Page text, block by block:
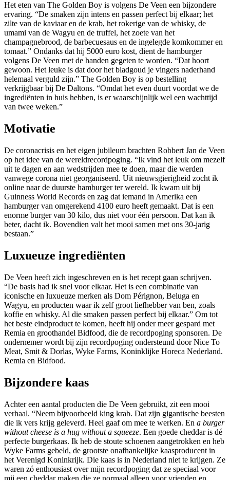
Het eten van The Golden Boy is volgens De Veen een bijzondere
ervaring. “De smaken zijn intens en passen perfect bij elkaar; het
zilte van de kaviaar en de krab, het rokerige van de whisky, de
umami van de Wagyu en de truffel, het zoete van het
champagnebrood, de barbecuesaus en de ingelegde komkommer en
tomaat.” Ondanks dat hij 5000 euro kost, dient de hamburger
volgens De Veen met de handen gegeten te worden. “Dat hoort
gewoon. Het leuke is dat door het bladgoud je vingers naderhand
helemaal verguld zijn.” The Golden Boy is op bestelling
verkrijgbaar bij De Daltons. “Omdat het even duurt voordat we de
ingrediënten in huis hebben, is er waarschijnlijk wel een wachttijd
van twee weken.”
Motivatie
De coronacrisis en het eigen jubileum brachten Robbert Jan de Veen
op het idee van de wereldrecordpoging. “Ik vind het leuk om mezelf
uit te dagen en aan wedstrijden mee te doen, maar die werden
vanwege corona niet georganiseerd. Uit nieuwsgierigheid zocht ik
online naar de duurste hamburger ter wereld. Ik kwam uit bij
Guinness World Records en zag dat iemand in Amerika een
hamburger van omgerekend 4100 euro heeft gemaakt. Dat is een
enorme burger van 30 kilo, dus niet voor één persoon. Dat kan ik
beter, dacht ik. Bovendien valt het mooi samen met ons 30-jarig
bestaan.”
Luxueuze ingrediënten
De Veen heeft zich ingeschreven en is het recept gaan schrijven.
“De basis had ik snel voor elkaar. Het is een combinatie van
iconische en luxueuze merken als Dom Pérignon, Beluga en
Wagyu, en producten waar ik zelf groot liefhebber van ben, zoals
koffie en whisky. Al die smaken passen perfect bij elkaar.” Om tot
het beste eindproduct te komen, heeft hij onder meer gespard met
Remia en groothandel Bidfood, die de recordpoging sponsoren. De
ondernemer wordt bij zijn recordpoging ondersteund door Nice To
Meat, Smit & Dorlas, Wyke Farms, Koninklijke Horeca Nederland.
Remia en Bidfood.
Bijzondere kaas
Achter een aantal producten die De Veen gebruikt, zit een mooi
verhaal. “Neem bijvoorbeeld king krab. Dat zijn gigantische beesten
die ik vers krijg geleverd. Heel gaaf om mee te werken. En a burger
without cheese is a hug without a squeeze. Een goede cheddar is dé
perfecte burgerkaas. Ik heb de stoute schoenen aangetrokken en heb
Wyke Farms gebeld, de grootste onafhankelijke kaasproducent in
het Verenigd Koninkrijk. Die kaas is in Nederland niet te krijgen. Ze
waren zó enthousiast over mijn recordpoging dat ze speciaal voor
mij een cheddar maken die ze normaal alleen voor vrienden en